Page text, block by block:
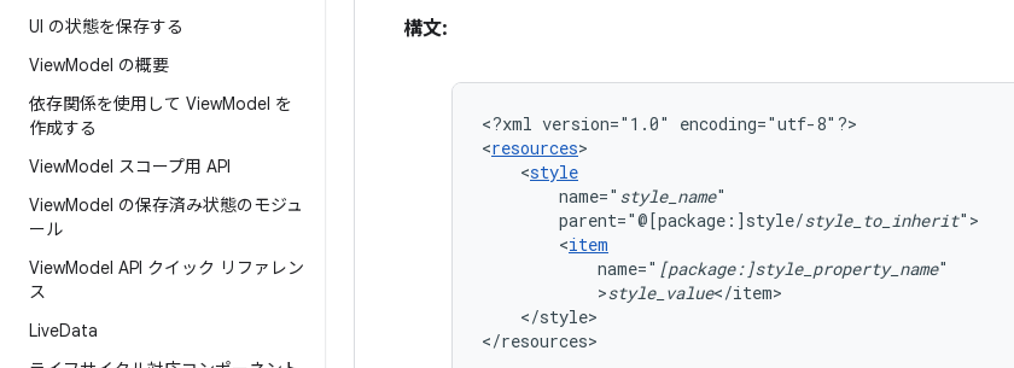
UI の状態を保存する
ViewModel の概要
依存関係を使用して ViewModel を
作成する
ViewModel スコープ用 API
ViewModel の保存済み状態のモジュ
ール
ViewModel API クイック リファレン
ス
LiveData
構文:
<?xml version="1.0"
encoding="utf-8"?>
<resources
<style
name=" style_name
parent="@[package:]style/style_to_inherit
<item
name=" [package:]style_property_name
>style_value
</style>
</resources>